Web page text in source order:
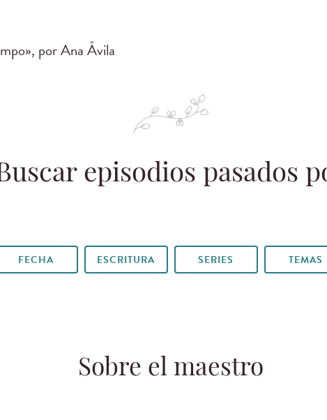
por Ana Ávila
episodios pasados
FECHA ESCRITURA SERIES TEMAS
Sobre el maestro